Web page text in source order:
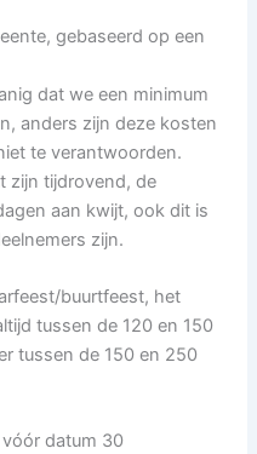
gebaseerd op een
dat we een minimum
anders zijn deze kosten
te verantwoorden.
zijn tijdrovend, de
aan kwijt, ook dit is
zijn.
buurtfeest, het
tussen de 120 en 150
tussen de 150 en 250
datum 30